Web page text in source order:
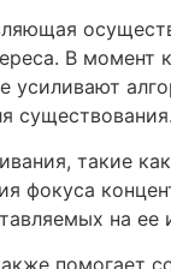
В момент
усиливают
существования.
такие
фокуса
на ее